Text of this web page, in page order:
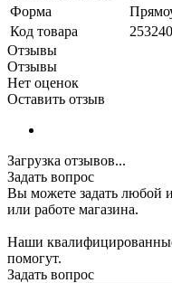
Форма
Код товара
253240
Отзывы
Отзывы
Нет оценок
Оставить отзыв
Загрузка отзывов...
Задать вопрос
Вы можете задать любой
или работе магазина.
Наши
помогут.
Задать вопрос